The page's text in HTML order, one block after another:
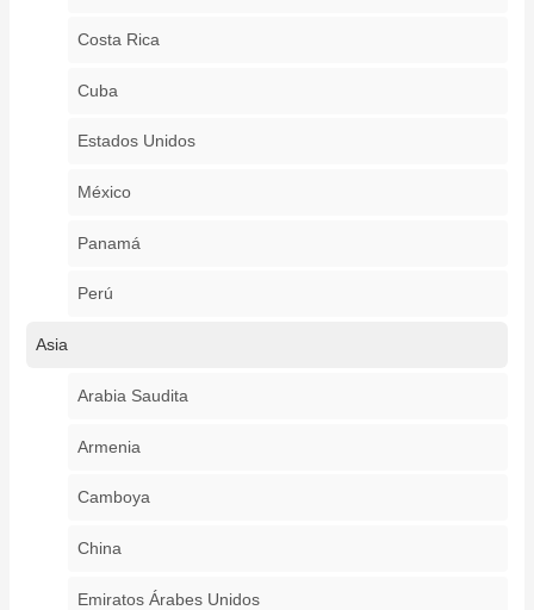
Costa Rica
Cuba
Estados Unidos
México
Panamá
Perú
Asia
Arabia Saudita
Armenia
Camboya
China
Emiratos Árabes Unidos